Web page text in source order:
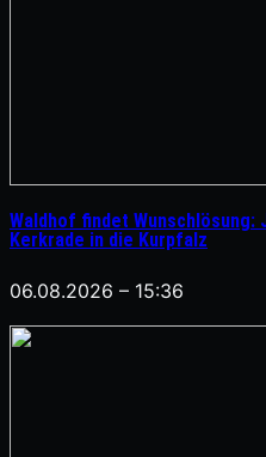
Waldhof findet Wunschlösung:
Kerkrade in die Kurpfalz
06.08.2026 – 15:36